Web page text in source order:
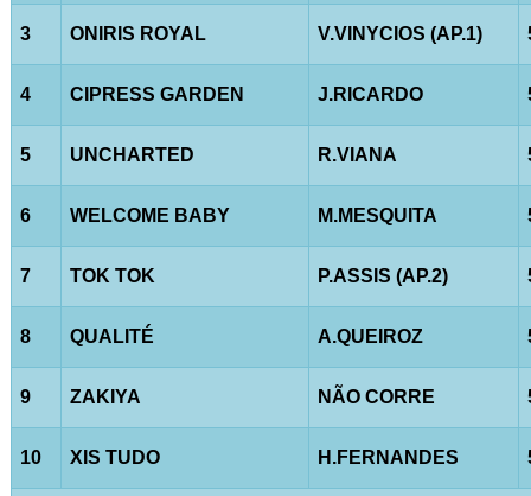
3 ONIRIS ROYAL V.VINYCIOS (AP.1)
4 CIPRESS GARDEN J.RICARDO
5 UNCHARTED R.VIANA
6 WELCOME BABY M.MESQUITA
7 TOK TOK P.ASSIS (AP.2)
8 QUALITÉ A.QUEIROZ
9 ZAKIYA NÃO CORRE
10 XIS TUDO H.FERNANDES